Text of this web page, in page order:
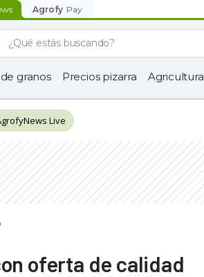
Agrofy Pay
granos Precios pizarra Agricultura
Live
oferta de calidad